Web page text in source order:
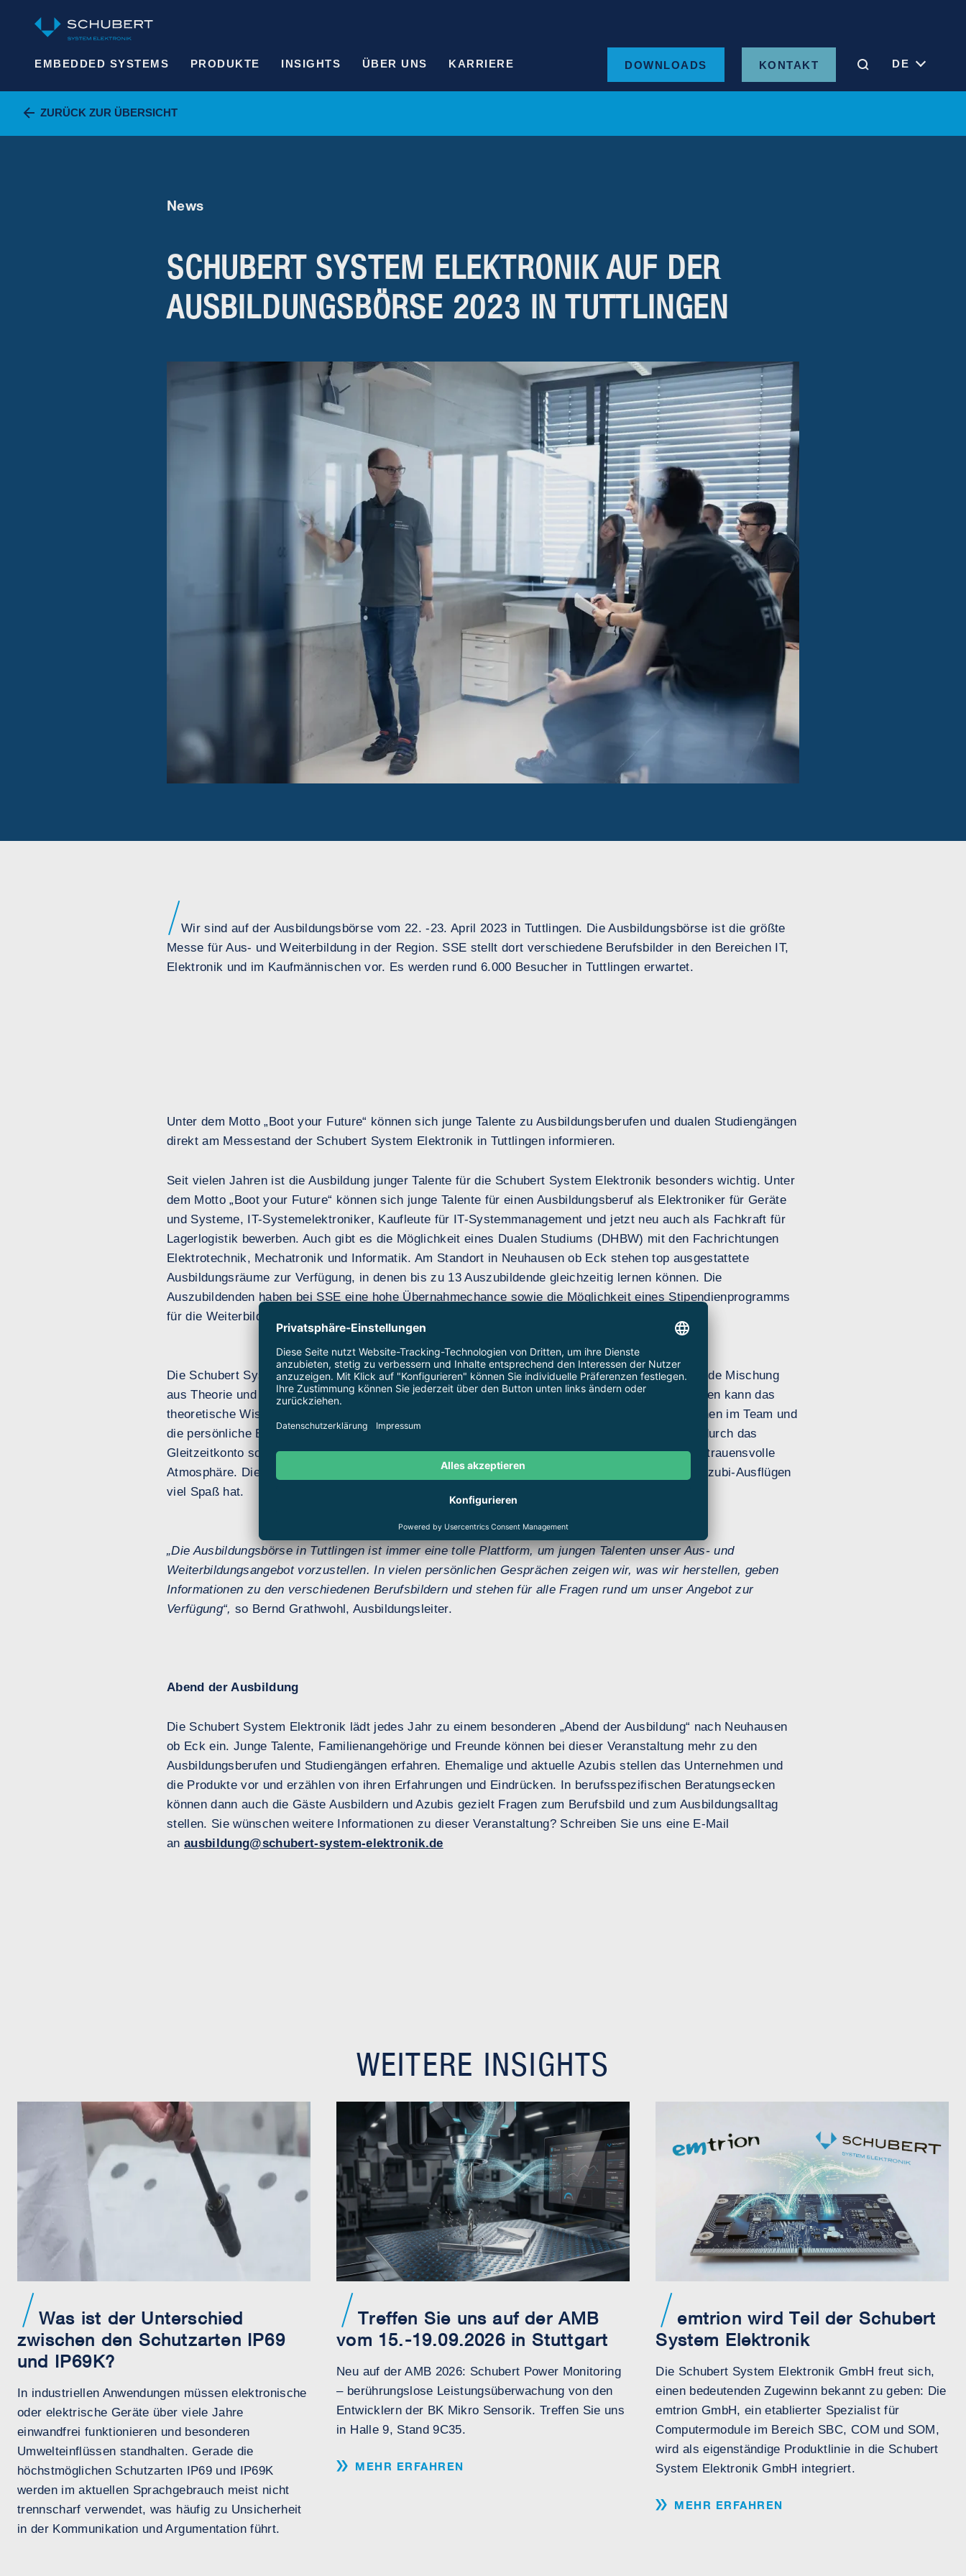
EMBEDDED SYSTEMS PRODUKTE INSIGHTS ÜBER UNS KARRIERE DOWNLOADS KONTAKT DE
ZURÜCK ZUR ÜBERSICHT
News
SCHUBERT SYSTEM ELEKTRONIK AUF DER
AUSBILDUNGSBÖRSE 2023 IN TUTTLINGEN
Wir sind auf der Ausbildungsbörse vom 22. -23. April 2023 in Tuttlingen. Die Ausbildungsbörse ist die größte
Messe für Aus- und Weiterbildung in der Region. SSE stellt dort verschiedene Berufsbilder in den Bereichen IT,
Elektronik und im Kaufmännischen vor. Es werden rund 6.000 Besucher in Tuttlingen erwartet.
Unter dem Motto „Boot your Future“ können sich junge Talente zu Ausbildungsberufen und dualen Studiengängen
direkt am Messestand der Schubert System Elektronik in Tuttlingen informieren.
Seit vielen Jahren ist die Ausbildung junger Talente für die Schubert System Elektronik besonders wichtig. Unter
dem Motto „Boot your Future“ können sich junge Talente für einen Ausbildungsberuf als Elektroniker für Geräte
und Systeme, IT-Systemelektroniker, Kaufleute für IT-Systemmanagement und jetzt neu auch als Fachkraft für
Lagerlogistik bewerben. Auch gibt es die Möglichkeit eines Dualen Studiums (DHBW) mit den Fachrichtungen
Elektrotechnik, Mechatronik und Informatik. Am Standort in Neuhausen ob Eck stehen top ausgestattete
Ausbildungsräume zur Verfügung, in denen bis zu 13 Auszubildende gleichzeitig lernen können. Die
Auszubildenden haben bei SSE eine hohe Übernahmechance sowie die Möglichkeit eines Stipendienprogramms
für die Weiterbildung nach der Ausbildung.
Die Schubert System Elektronik bildet jährlich aus und bietet ihren Auszubildenden eine spannende Mischung
aus Theorie und Praxis. In eigenen Projekten und Einsätzen in den verschiedenen Fachabteilungen kann das
theoretische Wissen direkt angewendet werden. Die Auszubildenden genießen nicht nur das Lernen im Team und
die persönliche Betreuung durch die Ausbilder, sondern auch eine flexible Arbeitszeitgestaltung durch das
Gleitzeitkonto sowie die Kostenübernahme der Schulfahrten. Wichtig ist für SSE eine offene, vertrauensvolle
Atmosphäre. Die Azubis bilden mit den Ausbildern ein super Team, das auch auf den jährlichen Azubi-Ausflügen
viel Spaß hat.
„Die Ausbildungsbörse in Tuttlingen ist immer eine tolle Plattform, um jungen Talenten unser Aus- und
Weiterbildungsangebot vorzustellen. In vielen persönlichen Gesprächen zeigen wir, was wir herstellen, geben
Informationen zu den verschiedenen Berufsbildern und stehen für alle Fragen rund um unser Angebot zur
Verfügung“,so Bernd Grathwohl, Ausbildungsleiter.
Abend der Ausbildung
Die Schubert System Elektronik lädt jedes Jahr zu einem besonderen „Abend der Ausbildung“ nach Neuhausen
ob Eck ein. Junge Talente, Familienangehörige und Freunde können bei dieser Veranstaltung mehr zu den
Ausbildungsberufen und Studiengängen erfahren. Ehemalige und aktuelle Azubis stellen das Unternehmen und
die Produkte vor und erzählen von ihren Erfahrungen und Eindrücken. In berufsspezifischen Beratungsecken
können dann auch die Gäste Ausbildern und Azubis gezielt Fragen zum Berufsbild und zum Ausbildungsalltag
stellen. Sie wünschen weitere Informationen zu dieser Veranstaltung? Schreiben Sie uns eine E-Mail
anausbildung@schubert-system-elektronik.de
WEITERE INSIGHTS
Was ist der Unterschied
zwischen den Schutzarten IP69
und IP69K?
In industriellen Anwendungen müssen elektronische
oder elektrische Geräte über viele Jahre
einwandfrei funktionieren und besonderen
Umwelteinflüssen standhalten. Gerade die
höchstmöglichen Schutzarten IP69 und IP69K
werden im aktuellen Sprachgebrauch meist nicht
trennscharf verwendet, was häufig zu Unsicherheit
in der Kommunikation und Argumentation führt.
Treffen Sie uns auf der AMB
vom 15.-19.09.2026 in Stuttgart
Neu auf der AMB 2026: Schubert Power Monitoring
– berührungslose Leistungsüberwachung von den
Entwicklern der BK Mikro Sensorik. Treffen Sie uns
in Halle 9, Stand 9C35.
MEHR ERFAHREN
emtrion wird Teil der Schubert
System Elektronik
Die Schubert System Elektronik GmbH freut sich,
einen bedeutenden Zugewinn bekannt zu geben: Die
emtrion GmbH, ein etablierter Spezialist für
Computermodule im Bereich SBC, COM und SOM,
wird als eigenständige Produktlinie in die Schubert
System Elektronik GmbH integriert.
MEHR ERFAHREN